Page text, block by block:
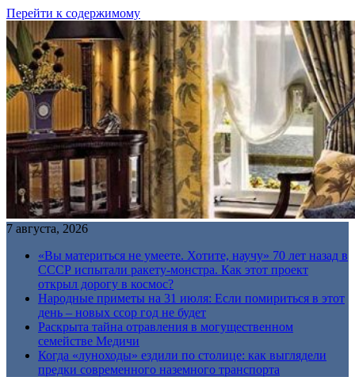
Перейти к содержимому
7 августа, 2026
«Вы материться не умеете. Хотите, научу» 70 лет назад в
СССР испытали ракету-монстра. Как этот проект
открыл дорогу в космос?
Народные приметы на 31 июля: Если помириться в этот
день – новых ссор год не будет
Раскрыта тайна отравления в могущественном
семействе Медичи
Когда «луноходы» ездили по столице: как выглядели
предки современного наземного транспорта